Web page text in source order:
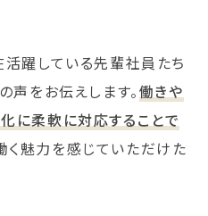
活躍している先輩社員たち
声をお伝えします。働きや
に柔軟に対応することで
く魅力を感じていただけた